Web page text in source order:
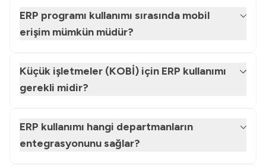
ERP programı kullanımı sırasında mobil
erişim mümkün müdür?
Küçük işletmeler (KOBİ) için ERP kullanımı
gerekli midir?
ERP kullanımı hangi departmanların
entegrasyonunu sağlar?